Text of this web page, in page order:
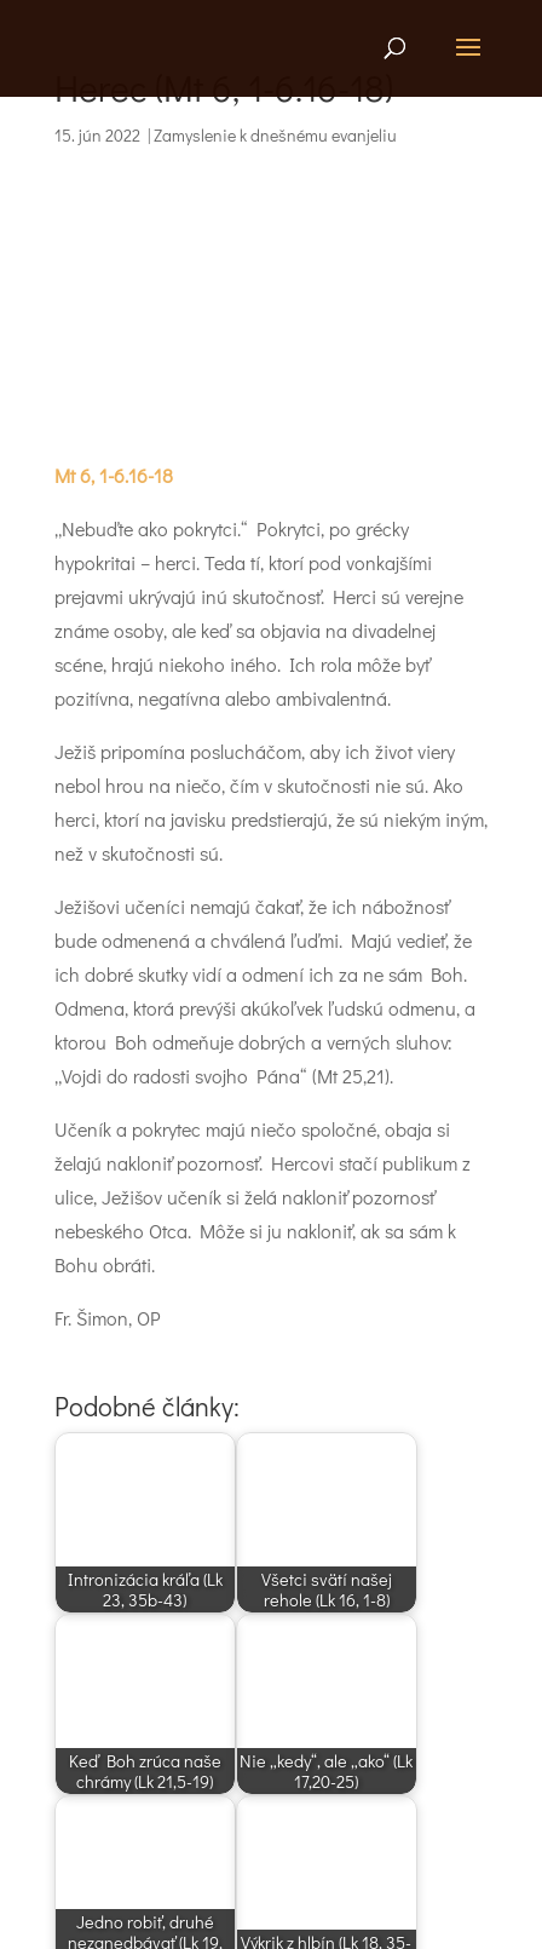
Herec (Mt 6, 1-6.16-18)
15. jún 2022|Zamyslenie k dnešnému evanjeliu
Mt 6, 1-6.16-18
„Nebuďte ako pokrytci.“ Pokrytci, po grécky
hypokritai – herci. Teda tí, ktorí pod vonkajšími
prejavmi ukrývajú inú skutočnosť. Herci sú verejne
známe osoby, ale keď sa objavia na divadelnej
scéne, hrajú niekoho iného. Ich rola môže byť
pozitívna, negatívna alebo ambivalentná.
Ježiš pripomína poslucháčom, aby ich život viery
nebol hrou na niečo, čím v skutočnosti nie sú. Ako
herci, ktorí na javisku predstierajú, že sú niekým iným,
než v skutočnosti sú.
Ježišovi učeníci nemajú čakať, že ich nábožnosť
bude odmenená a chválená ľuďmi. Majú vedieť, že
ich dobré skutky vidí a odmení ich za ne sám Boh.
Odmena, ktorá prevýši akúkoľvek ľudskú odmenu, a
ktorou Boh odmeňuje dobrých a verných sluhov:
„Vojdi do radosti svojho Pána“ (Mt 25,21).
Učeník a pokrytec majú niečo spoločné, obaja si
želajú nakloniť pozornosť. Hercovi stačí publikum z
ulice, Ježišov učeník si želá nakloniť pozornosť
nebeského Otca. Môže si ju nakloniť, ak sa sám k
Bohu obráti.
Fr. Šimon, OP
Podobné články:
Intronizácia kráľa (Lk
23, 35b-43)
Všetci svätí našej
rehole (Lk 16, 1-8)
Keď Boh zrúca naše
chrámy (Lk 21,5-19)
Nie „kedy“, ale „ako“ (Lk
17,20-25)
Jedno robiť, druhé
nezanedbávať (Lk 19,
Výkrik z hlbín (Lk 18, 35-